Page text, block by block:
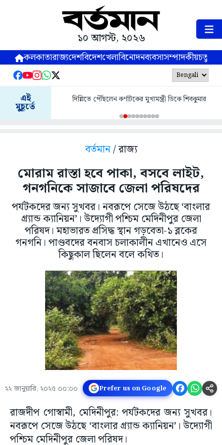
১০ আগস্ট, ২০২৬
কলকাতারাজ্যদেশবিদেশখেলাবিনোদনব্যবসাসম্পাদকীয়
এই
মুহূর্তে
দিল্লিতে পৌঁছলেন কর্ণাটকের মুখ্যমন্ত্রী ডিকে শিবকুমার
বর্তমান/ রাজ্য
মোরাম রাস্তা হবে পাকা, বসবে লাইট,
গনগনিকে সাজাবে জেলা পরিষদের
পর্যটকদের জন্য সুখবর। নবরূপে সেজে উঠছে ‘বাংলার
গ্র্যান্ড ক্যানিয়ন’। উদ্যোগী পশ্চিম মেদিনীপুর জেলা
পরিষদ। মহাভারত প্রসিদ্ধ স্থান গড়বেতা-১ ব্লকের
গনগনি। পাণ্ডবদের বনবাস চলাকালীন এখানেও এসে
কিছুকাল ছিলেন বলে কথিত।
২২ জানুয়ারি, ২০২৫ ০০:০০ Prefer us on Google
রাজদীপ গোস্বামী, মেদিনীপুর: পর্যটকদের জন্য সুখবর।
নবরূপে সেজে উঠছে ‘বাংলার গ্র্যান্ড ক্যানিয়ন’। উদ্যোগী
পশ্চিম মেদিনীপুর জেলা পরিষদ।